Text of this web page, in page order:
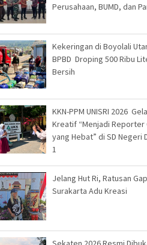
Perusahaan, BUMD, dan
Kekeringan di Boyolali
BPBD Droping 500 Ribu
Bersih
KKN-PPM UNISRI 2026
Kreatif “Menjadi Reporter
yang Hebat” di SD Negeri
1
Jelang Hut Ri, Ratusan
Surakarta Adu Kreasi